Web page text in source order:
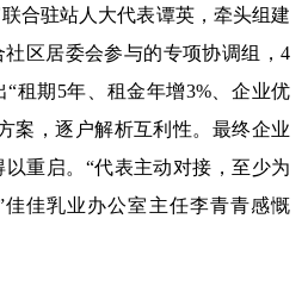
合驻站人大代表谭英，牵头组建
区居委会参与的专项协调组，4
租期5年、租金年增3%、企业优
案，逐户解析互利性。最终企业
重启。“代表主动对接，至少为
佳乳业办公室主任李青青感慨